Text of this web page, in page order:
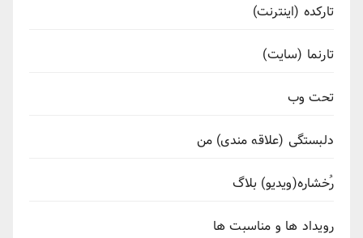
تارکده (اینترنت)
تارنما (سایت)
تحت وب
دلبستگی (علاقه مندی) من
رُخشاره(ویدیو) بلاگ
رویداد ها و مناسبت ها